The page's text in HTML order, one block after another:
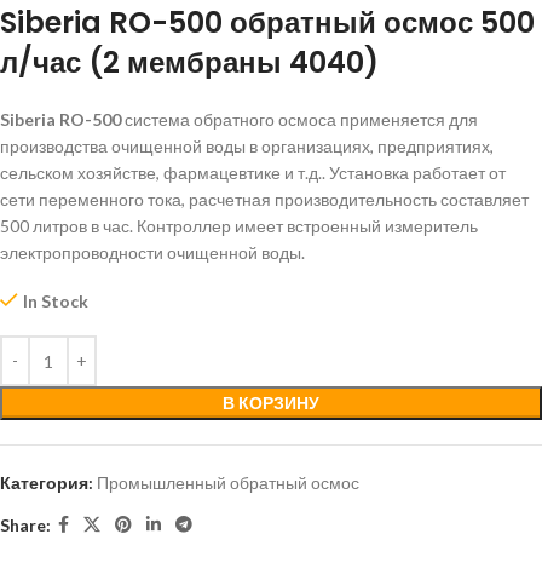
Siberia RO-500 обратный осмос 500
л/час (2 мембраны 4040)
Siberia RO-500система обратного осмоса применяется для
производства очищенной воды в организациях, предприятиях,
сельском хозяйстве, фармацевтике и т.д.. Установка работает от
сети переменного тока, расчетная производительность составляет
500 литров в час. Контроллер имеет встроенный измеритель
электропроводности очищенной воды.
In Stock
В КОРЗИНУ
Категория: Промышленный обратный осмос
Share: